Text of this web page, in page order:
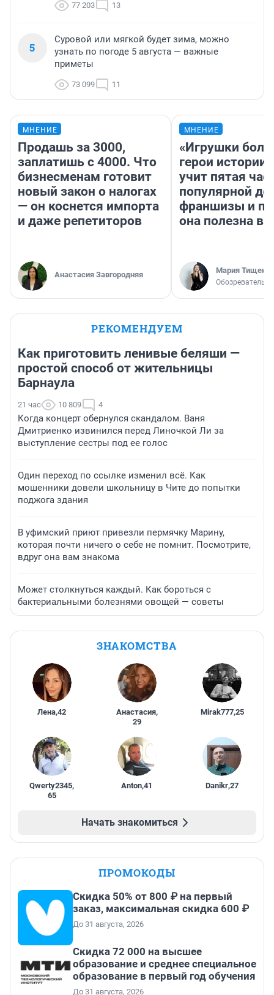
77 203 13
5
Суровой или мягкой будет зима, можно
узнать по погоде 5 августа — важные
приметы
73 099 11
МНЕНИЕ
Продашь за 3000,
заплатишь с 4000. Что
бизнесменам готовит
новый закон о налогах
— он коснется импорта
и даже репетиторов
Анастасия Завгородняя
МНЕНИЕ
«Игрушки
герои
учит пятая
популярной
франшизы и
она полезна
Мария Тищенко
Обозреватель
РЕКОМЕНДУЕМ
Как приготовить ленивые беляши —
простой способ от жительницы
Барнаула
21 час 10 809 4
Когда концерт обернулся скандалом. Ваня
Дмитриенко извинился перед Линочкой Ли за
выступление сестры под ее голос
Один переход по ссылке изменил всё. Как
мошенники довели школьницу в Чите до попытки
поджога здания
В уфимский приют привезли пермячку Марину,
которая почти ничего о себе не помнит. Посмотрите,
вдруг она вам знакома
Может столкнуться каждый. Как бороться с
бактериальными болезнями овощей — советы
ЗНАКОМСТВА
Лена,42 Анастасия,
29
Mirak777,25
Qwerty2345,
65
Anton,41 Danikr,27
Начать знакомиться
ПРОМОКОДЫ
Скидка 50% от 800 ₽ на первый
заказ, максимальная скидка 600 ₽
До 31 августа, 2026
Скидка 72 000 на высшее
образование и среднее специальное
образование в первый год обучения
До 31 августа, 2026